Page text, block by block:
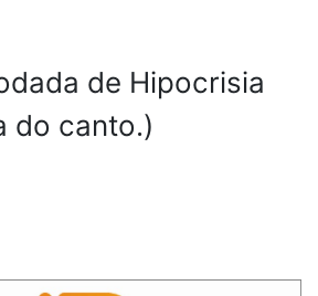
de Hipocrisia
do canto.)